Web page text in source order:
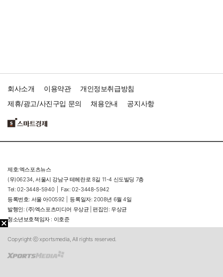
회사소개 이용약관
개인정보취급방침
제휴/광고/사진구입 문의
채용안내 공지사항
제호:엑스포츠뉴스
(우)06234, 서울시 강남구 테헤란로 8길 11-4 신도빌딩 7층
Tel: 02-3448-5940 |
Fax: 02-3448-5942
등록번호: 서울 아00592 |
등록일자: 2008년 6월 4일
발행인: (주)엑스포츠미디어 우상균 | 편집인: 우상균
청소년보호책임자 : 이호준
Copyright ⓒ xportsmedia, All rights reserved.